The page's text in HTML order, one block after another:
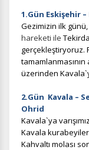
1.Gün Eskişehir –
Gezimizin ilk
hareketi ile
gerçekleştiryoruz.
üzerinden
2.Gün Kavala –
Ohrid
Kavala`ya
Kavala
Kahvaltı molası